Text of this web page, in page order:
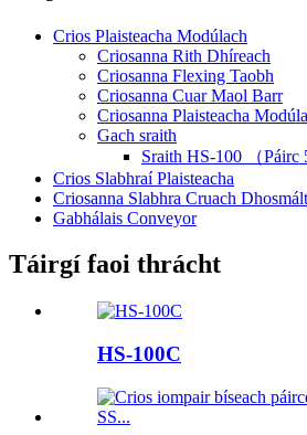
Crios Plaisteacha Modúlach
Criosanna Rith Dhíreach
Criosanna Flexing Taobh
Criosanna Cuar Maol Barr
Criosanna Plaisteacha
Gach sraith
Sraith HS-100 （Páirc
Crios Slabhraí Plaisteacha
Criosanna Slabhra Cruach
Gabhálais Conveyor
Táirgí faoi thrácht
HS-100C